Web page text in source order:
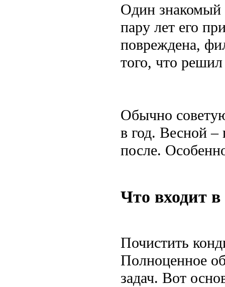
Один знакомый
пару лет его
повреждена,
того, что решил
Обычно
в год. Весной
после.
Что входит
Почистить
Полноценное
задач. Вот